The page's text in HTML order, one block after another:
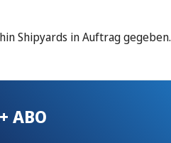
Shipyards in Auftrag gegeben.
ABO